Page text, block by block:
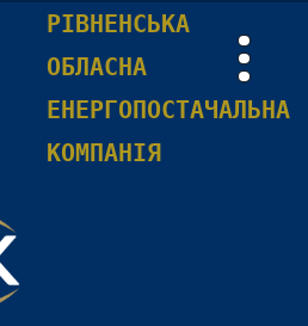
РІВНЕНСЬКА
ОБЛАСНА
ЕНЕРГОПОСТАЧАЛЬНА
КОМПАНІЯ